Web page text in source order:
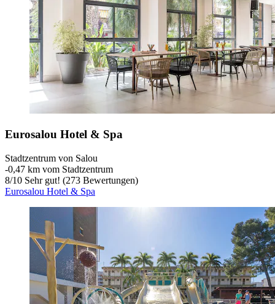
Eurosalou Hotel & Spa
Stadtzentrum von Salou
‐0,47 km vom Stadtzentrum
8/10 Sehr gut! (273 Bewertungen)
Eurosalou Hotel & Spa